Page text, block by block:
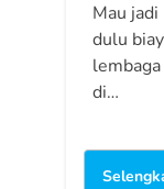
Mau
dulu
di…